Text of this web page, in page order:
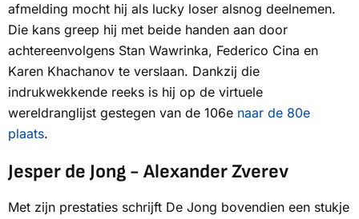
afmelding mocht hij als lucky loser alsnog deelnemen.
Die kans greep hij met beide handen aan door
achtereenvolgens Stan Wawrinka, Federico Cina en
Karen Khachanov te verslaan. Dankzij die
indrukwekkende reeks is hij op de virtuele
wereldranglijst gestegen van de 106e naar de 80e
plaats.
Jesper de Jong - Alexander Zverev
Met zijn prestaties schrijft De Jong bovendien een stukje